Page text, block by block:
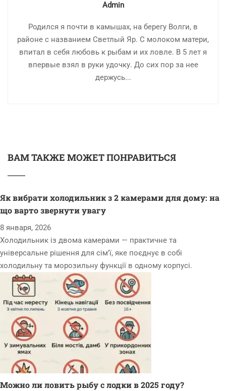
Admin
Родился я почти в камышах, на берегу Волги, в
районе с названием Светлый Яр. С молоком матери,
впитал в себя любовь к рыбам и их ловле. В 5 лет я
впервые взял в руки удочку. До сих пор за нее
держусь...
ВАМ ТАКЖЕ МОЖЕТ ПОНРАВИТЬСЯ
Як вибрати холодильник з 2 камерами для дому: на
що варто звернути увагу
8 января, 2026
Холодильник із двома камерами — практичне та
універсальне рішення для сім’ї, яке поєднує в собі
холодильну та морозильну функції в одному корпусі.
Можно ли ловить рыбу с лодки в 2025 году?